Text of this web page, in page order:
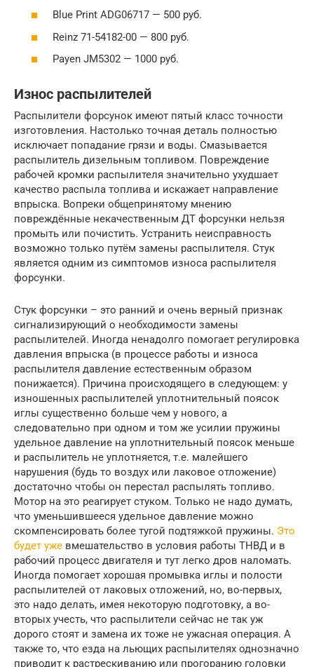
Blue Print ADG06717 — 500 руб.
Reinz 71-54182-00 — 800 руб.
Payen JM5302 — 1000 руб.
Износ распылителей
Распылители форсунок имеют пятый класс точности
изготовления. Настолько точная деталь полностью
исключает попадание грязи и воды. Смазывается
распылитель дизельным топливом. Повреждение
рабочей кромки распылителя значительно ухудшает
качество распыла топлива и искажает направление
впрыска. Вопреки общепринятому мнению
повреждённые некачественным ДТ форсунки нельзя
промыть или почистить. Устранить неисправность
возможно только путём замены распылителя. Стук
является одним из симптомов износа распылителя
форсунки.
Стук форсунки – это ранний и очень верный признак
сигнализирующий о необходимости замены
распылителей. Иногда ненадолго помогает регулировка
давления впрыска (в процессе работы и износа
распылителя давление естественным образом
понижается). Причина происходящего в следующем: у
изношенных распылителей уплотнительный поясок
иглы существенно больше чем у нового, а
следовательно при одном и том же усилии пружины
удельное давление на уплотнительный поясок меньше
и распылитель не уплотняется, т.е. малейшего
нарушения (будь то воздух или лаковое отложение)
достаточно чтобы он перестал распылять топливо.
Мотор на это реагирует стуком. Только не надо думать,
что уменьшившееся удельное давление можно
скомпенсировать более тугой подтяжкой пружины. Это
будет уже вмешательство в условия работы ТНВД и в
рабочий процесс двигателя и тут легко дров наломать.
Иногда помогает хорошая промывка иглы и полости
распылителей от лаковых отложений, но, во-первых,
это надо делать, имея некоторую подготовку, а во-
вторых учесть, что распылители сейчас не так уж
дорого стоят и замена их тоже не ужасная операция. А
также то, что езда на льющих распылителях однозначно
приводит к растрескиванию или прогоранию головки